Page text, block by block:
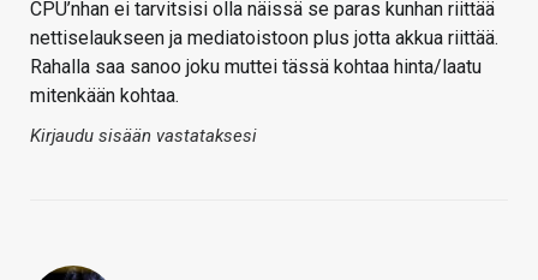
CPU’nhan ei tarvitsisi olla näissä se paras kunhan riittää
nettiselaukseen ja mediatoistoon plus jotta akkua riittää.
Rahalla saa sanoo joku muttei tässä kohtaa hinta/laatu
mitenkään kohtaa.
Kirjaudu sisään vastataksesi